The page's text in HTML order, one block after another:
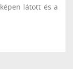
látott és a